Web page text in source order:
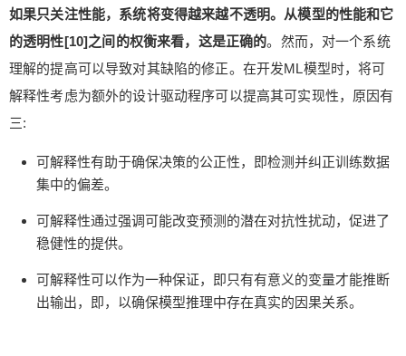
如果只关注性能，系统将变得越来越不透明。 从模型的性能和它
的透明性[10]之间的权衡来看，这是正确的。然而，对一个系统
理解的提高可以导致对其缺陷的修正。在开发ML模型时，将可
解释性考虑为额外的设计驱动程序可以提高其可实现性，原因有
三:
可解释性有助于确保决策的公正性，即检测并纠正训练数据
集中的偏差。
可解释性通过强调可能改变预测的潜在对抗性扰动，促进了
稳健性的提供。
可解释性可以作为一种保证，即只有有意义的变量才能推断
出输出，即，以确保模型推理中存在真实的因果关系。